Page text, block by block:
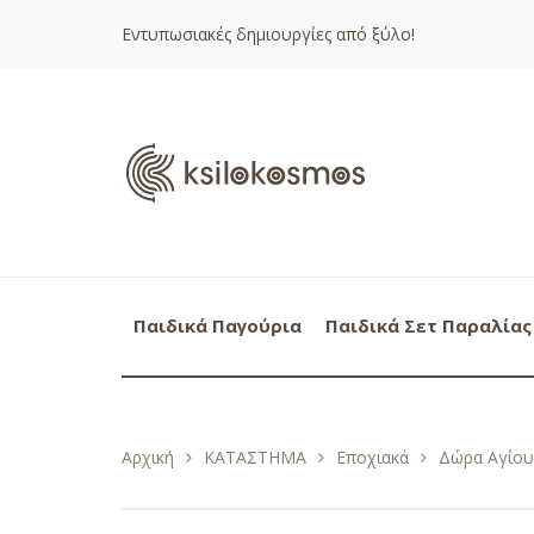
Εντυπωσιακές δημιουργίες από ξύλο!
Παιδικά Παγούρια Παιδικά Σετ Παραλίας
Αρχική ΚΑΤΑΣΤΗΜΑ Εποχιακά Δώρα